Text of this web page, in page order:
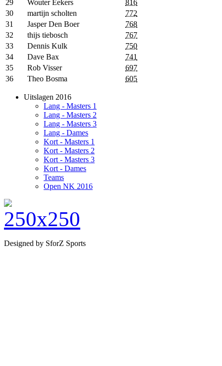
29
Wouter Eekers
816
30
martijn scholten
772
31
Jasper Den Boer
768
32
thijs tiebosch
767
33
Dennis Kulk
750
34
Dave Bax
741
35
Rob Visser
697
36
Theo Bosma 605
Uitslagen 2016
Lang - Masters 1
Lang - Masters 2
Lang - Masters 3
Lang - Dames
Kort - Masters 1
Kort - Masters 2
Kort - Masters 3
Kort - Dames
Teams
Open NK 2016
Designed by SforZ Sports